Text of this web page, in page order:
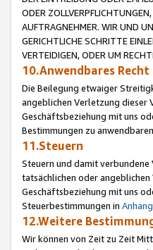
ODER
AUFTRAGNEHMER. WIR UND
GERICHTLICHE SCHRITTE
VERTEIDIGEN, ODER UM
10.Anwendbares
Die Beilegung etwaiger
angeblichen Verletzung dieser
Geschäftsbeziehung mit uns
Bestimmungen zu
11.Steuern
Steuern und damit
tatsächlichen oder
Geschäftsbeziehung mit uns
Steuerbestimmungen in
12.Weitere
Wir können von Zeit zu Zeit